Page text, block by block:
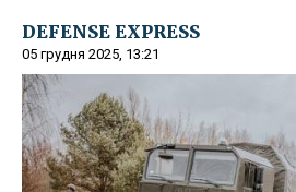
DEFENSE EXPRESS
05 грудня 2025, 13:21